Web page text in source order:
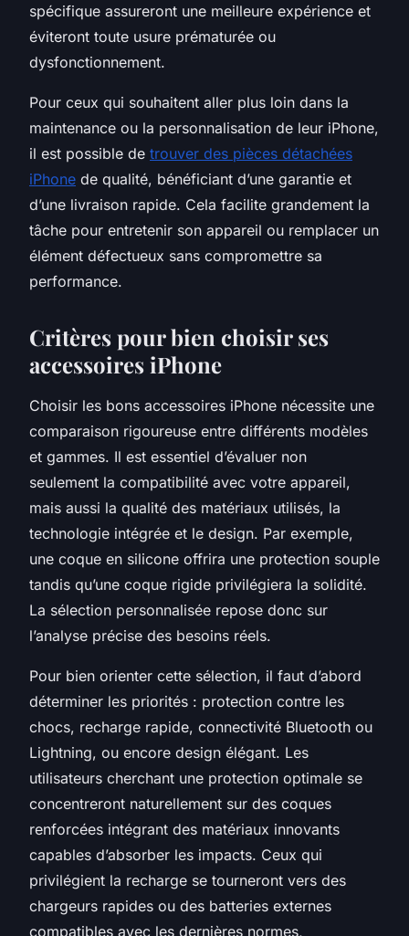
spécifique assureront une meilleure expérience et
éviteront toute usure prématurée ou
dysfonctionnement.
Pour ceux qui souhaitent aller plus loin dans la
maintenance ou la personnalisation de leur iPhone,
il est possible de trouver des pièces détachées
iPhone de qualité, bénéficiant d’une garantie et
d’une livraison rapide. Cela facilite grandement la
tâche pour entretenir son appareil ou remplacer un
élément défectueux sans compromettre sa
performance.
Critères pour bien choisir ses
accessoires iPhone
Choisir les bons accessoires iPhone nécessite une
comparaison rigoureuse entre différents modèles
et gammes. Il est essentiel d’évaluer non
seulement la compatibilité avec votre appareil,
mais aussi la qualité des matériaux utilisés, la
technologie intégrée et le design. Par exemple,
une coque en silicone offrira une protection souple
tandis qu’une coque rigide privilégiera la solidité.
La sélection personnalisée repose donc sur
l’analyse précise des besoins réels.
Pour bien orienter cette sélection, il faut d’abord
déterminer les priorités : protection contre les
chocs, recharge rapide, connectivité Bluetooth ou
Lightning, ou encore design élégant. Les
utilisateurs cherchant une protection optimale se
concentreront naturellement sur des coques
renforcées intégrant des matériaux innovants
capables d’absorber les impacts. Ceux qui
privilégient la recharge se tourneront vers des
chargeurs rapides ou des batteries externes
compatibles avec les dernières normes,